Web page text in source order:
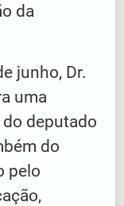
da
junho, Dr.
uma
deputado
do
pelo